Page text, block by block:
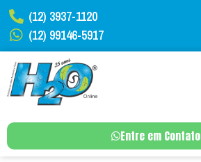
(12) 3937-1120
(12) 99146-5917
Entre em Contato